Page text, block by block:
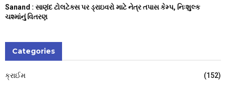
Sanand : સાણંદ ટોલટેક્સ પર ડ્રાઇવરો માટે નેત્ર તપાસ કેમ્પ, નિઃશુલ્ક
ચશ્માંનું વિતરણ
Categories
ક્રાઈમ
(152)